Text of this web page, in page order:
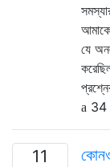
যে
34
11